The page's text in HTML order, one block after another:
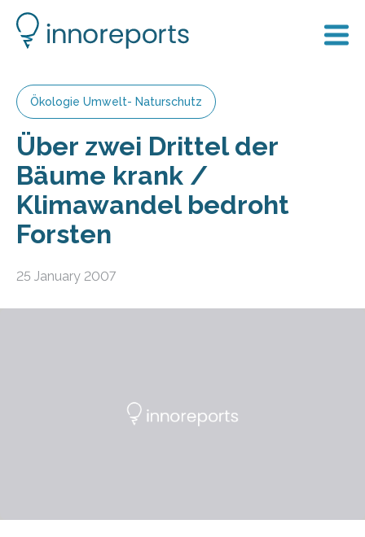
Ökologie Umwelt- Naturschutz
Über zwei Drittel der
Bäume krank /
Klimawandel bedroht
Forsten
25 January 2007